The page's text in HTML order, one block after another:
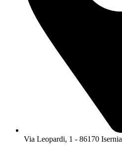
Via Leopardi, 1 - 86170 Isernia